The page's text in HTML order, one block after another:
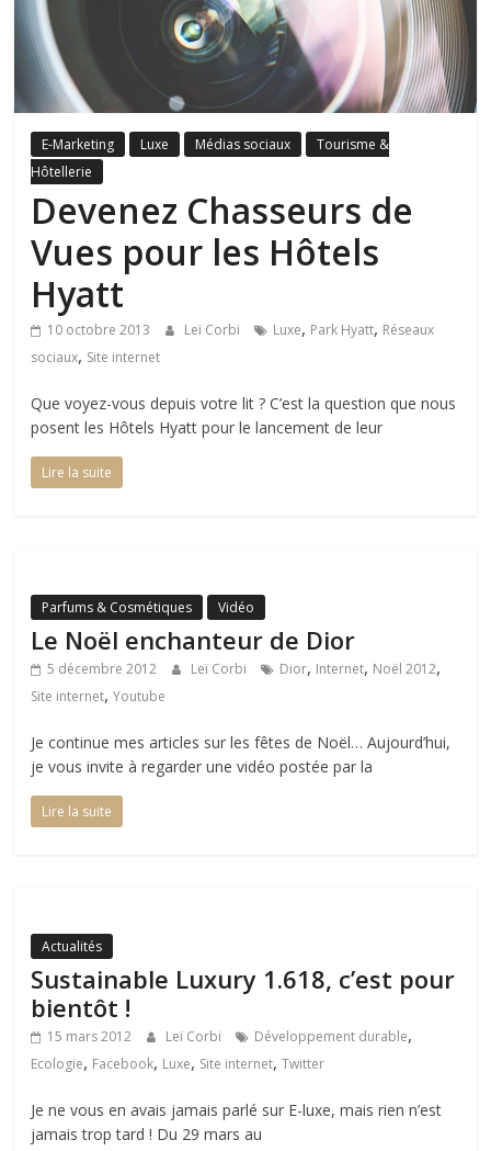
E-Marketing Luxe Médias sociaux
Tourisme &
Hôtellerie
Devenez Chasseurs de
Vues pour les Hôtels
Hyatt
10 octobre 2013 Leï Corbi Luxe, Park Hyatt, Réseaux
sociaux, Site internet
Que voyez-vous depuis votre lit ? C’est la question que nous
posent les Hôtels Hyatt pour le lancement de leur
Lire la suite
Parfums & Cosmétiques Vidéo
Le Noël enchanteur de Dior
5 décembre 2012 Leï Corbi Dior, Internet, Noël 2012,
Site internet,Youtube
Je continue mes articles sur les fêtes de Noël… Aujourd’hui,
je vous invite à regarder une vidéo postée par la
Lire la suite
Actualités
Sustainable Luxury 1.618, c’est pour
bientôt !
15 mars 2012 Leï Corbi Développement durable,
Ecologie, Facebook, Luxe, Site internet,Twitter
Je ne vous en avais jamais parlé sur E-luxe, mais rien n’est
jamais trop tard ! Du 29 mars au